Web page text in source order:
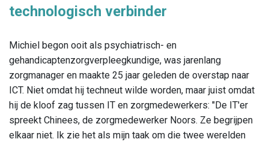
technologisch verbinder
Michiel begon ooit als psychiatrisch- en
gehandicaptenzorgverpleegkundige, was jarenlang
zorgmanager en maakte 25 jaar geleden de overstap naar
ICT. Niet omdat hij techneut wilde worden, maar juist omdat
hij de kloof zag tussen IT en zorgmedewerkers: "De IT'er
spreekt Chinees, de zorgmedewerker Noors. Ze begrijpen
elkaar niet. Ik zie het als mijn taak om die twee werelden